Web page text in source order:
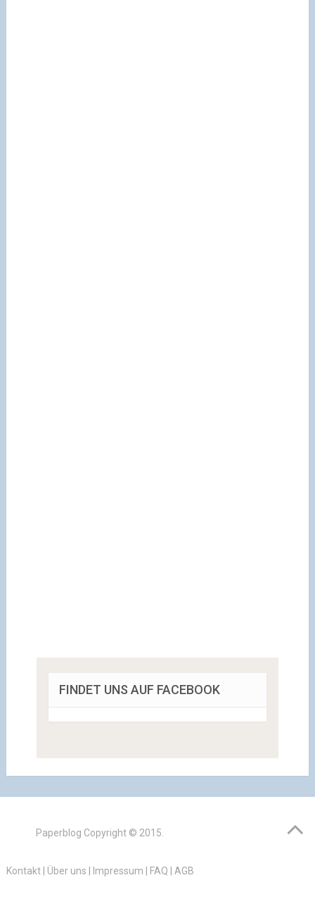
FINDET UNS AUF FACEBOOK
Paperblog Copyright © 2015.
Kontakt| Über uns Impressum FAQ AGB